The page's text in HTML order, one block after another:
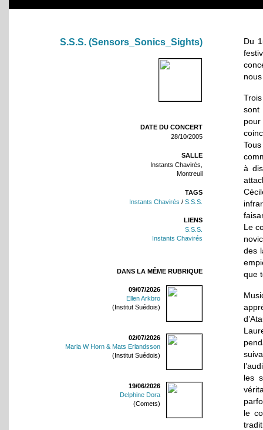
S.S.S. (Sensors_Sonics_Sights)
DATE DU CONCERT
28/10/2005
SALLE
Instants Chavirés,
Montreuil
TAGS
Instants Chavirés / S.S.S.
LIENS
S.S.S.
Instants Chavirés
DANS LA MÊME RUBRIQUE
09/07/2026
Ellen Arkbro
(Institut Suédois)
02/07/2026
Maria W Horn & Mats Erlandsson
(Institut Suédois)
19/06/2026
Delphine Dora
(Comets)
Du
sont
à
Le
des
que
les
le